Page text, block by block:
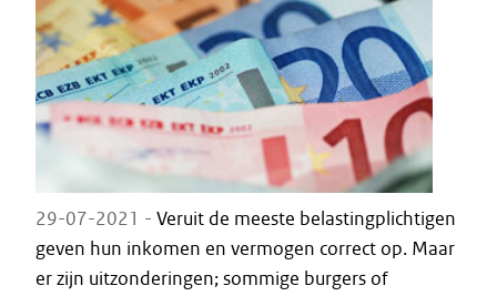
29-07-2021 - Veruit de meeste belastingplichtigen
geven hun inkomen en vermogen correct op. Maar
er zijn uitzonderingen; sommige burgers of